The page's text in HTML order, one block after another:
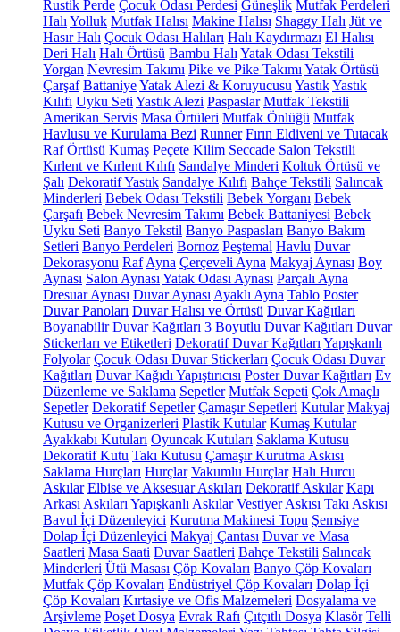
Rustik Perde Çocuk Odası Perdesi Güneşlik Mutfak Perdeleri
Halı Yolluk Mutfak Halısı Makine Halısı Shaggy Halı Jüt ve
Hasır Halı Çocuk Odası Halıları Halı Kaydırmazı El Halısı
Deri Halı Halı Örtüsü Bambu Halı Yatak Odası Tekstili
Yorgan Nevresim Takımı Pike ve Pike Takımı Yatak Örtüsü
Çarşaf BattaniyeYatak Alezi & Koruyucusu YastıkYastık
Kılıfı Uyku Seti Yastık Alezi Paspaslar Mutfak Tekstili
Amerikan Servis Masa Örtüleri Mutfak Önlüğü Mutfak
Havlusu ve Kurulama Bezi Runner Fırın Eldiveni ve Tutacak
Raf Örtüsü Kumaş Peçete Kilim Seccade Salon Tekstili
Kırlent ve Kırlent Kılıfı Sandalye Minderi Koltuk Örtüsü ve
Şalı Dekoratif Yastık Sandalye Kılıfı Bahçe Tekstili Salıncak
Minderleri Bebek Odası Tekstili Bebek Yorganı Bebek
Çarşafı Bebek Nevresim Takımı Bebek Battaniyesi Bebek
Uyku Seti Banyo Tekstil Banyo Paspasları Banyo Bakım
Setleri Banyo Perdeleri Bornoz Peştemal Havlu Duvar
Dekorasyonu Raf Ayna Çerçeveli Ayna Makyaj Aynası Boy
Aynası Salon Aynası Yatak Odası Aynası Parçalı Ayna
Dresuar Aynası Duvar Aynası Ayaklı Ayna Tablo Poster
Duvar Panoları Duvar Halısı ve Örtüsü Duvar Kağıtları
Boyanabilir Duvar Kağıtları 3 Boyutlu Duvar Kağıtları Duvar
Stickerları ve Etiketleri Dekoratif Duvar Kağıtları Yapışkanlı
Folyolar Çocuk Odası Duvar Stickerları Çocuk Odası Duvar
Kağıtları Duvar Kağıdı Yapıştırıcısı Poster Duvar Kağıtları Ev
Düzenleme ve Saklama Sepetler Mutfak Sepeti Çok Amaçlı
Sepetler Dekoratif Sepetler Çamaşır Sepetleri Kutular Makyaj
Kutusu ve Organizerleri Plastik Kutular Kumaş Kutular
Ayakkabı Kutuları Oyuncak Kutuları Saklama Kutusu
Dekoratif Kutu Takı Kutusu Çamaşır Kurutma Askısı
Saklama Hurçları Hurçlar Vakumlu Hurçlar Halı Hurcu
Askılar Elbise ve Aksesuar Askıları Dekoratif Askılar Kapı
Arkası Askıları Yapışkanlı Askılar Vestiyer Askısı Takı Askısı
Bavul İçi Düzenleyici Kurutma Makinesi Topu Şemsiye
Dolap İçi Düzenleyici Makyaj Çantası Duvar ve Masa
Saatleri Masa Saati Duvar Saatleri Bahçe Tekstili Salıncak
Minderleri Ütü Masası Çöp Kovaları Banyo Çöp Kovaları
Mutfak Çöp Kovaları Endüstriyel Çöp Kovaları Dolap İçi
Çöp Kovaları Kırtasiye ve Ofis Malzemeleri Dosyalama ve
Arşivleme Poşet Dosya Evrak Rafı Çıtçıtlı Dosya Klasör Telli